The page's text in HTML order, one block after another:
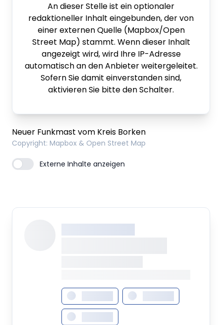
An dieser Stelle ist ein optionaler
redaktioneller Inhalt eingebunden, der von
einer externen Quelle (Mapbox/Open
Street Map) stammt. Wenn dieser Inhalt
angezeigt wird, wird Ihre IP-Adresse
automatisch an den Anbieter weitergeleitet.
Sofern Sie damit einverstanden sind,
aktivieren Sie bitte den Schalter.
Neuer Funkmast vom Kreis Borken
Copyright: Mapbox & Open Street Map
Externe Inhalte anzeigen